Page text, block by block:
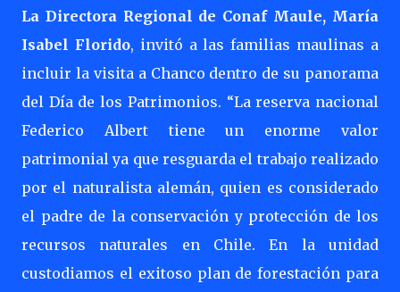
La Directora Regional de Conaf Maule, María
Isabel Florido, invitó a las familias maulinas a
incluir la visita a Chanco dentro de su panorama
del Día de los Patrimonios. “La reserva nacional
Federico Albert tiene un enorme valor
patrimonial ya que resguarda el trabajo realizado
por el naturalista alemán, quien es considerado
el padre de la conservación y protección de los
recursos naturales en Chile. En la unidad
custodiamos el exitoso plan de forestación para